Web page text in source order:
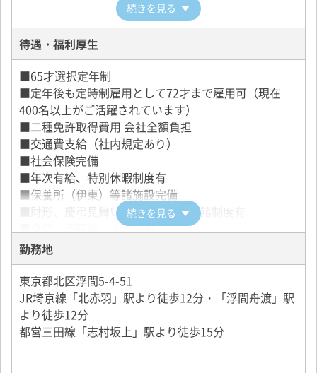
【総合研修センター】
接客サービス等について、集中的に学びます。
【班長同乗指導】
営業所配属後も、班長を始め、先輩乗務員がサポート
します。
♪女性の方 大歓迎♪
◆女性専用のスペース完備
◆産休や育休が取れて復帰もしやすい
◆タクシー車は基本的に女性専用
◆全車に防犯カメラを設置
続きを見る
待遇・福利厚生
■65才選択定年制
■定年後も定時制雇用として72才まで雇用可（現在
400名以上がご活躍されています）
■二種免許取得費用 会社全額負担
■交通費支給（社内規定あり）
■社会保険完備
■年次有給、特別休暇制度有
■保養所（伊東）等諸施設完備
■財形、慶弔見舞い、無事故表彰他諸制度有
■食堂、仮眠室、大浴場有
■自社工場によるマイカー車検修理割引制度
■制服貸与
■各サークル活動（フットサル、サッカー、野球、ス
キー、ハイキング、写真、卓球、空手、剣道、書道、
園芸、囲碁、将棋、ボウリング、ゴルフ、釣り、テニ
スなど）
続きを見る
勤務地
東京都北区浮間5-4-51
JR埼京線「北赤羽」駅より徒歩12分・「浮間舟渡」駅
より徒歩12分
都営三田線「志村坂上」駅より徒歩15分